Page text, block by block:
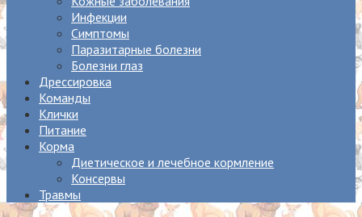
Инфекции
Симптомы
Паразитарные болезни
Болезни глаз
Дрессировка
Команды
Клички
Питание
Корма
Диетическое и лечебное кормление
Консервы
Травмы